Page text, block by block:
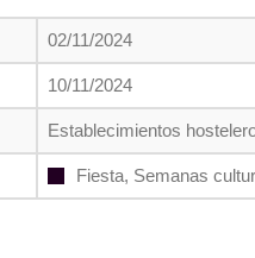
02/11/2024
10/11/2024
Establecimientos
Fiesta, Semanas